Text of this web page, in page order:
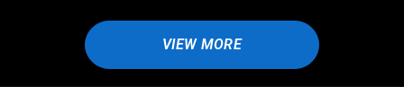
VIEW MORE